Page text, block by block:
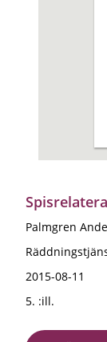
Palmgren
2015-08-11
5. :ill.